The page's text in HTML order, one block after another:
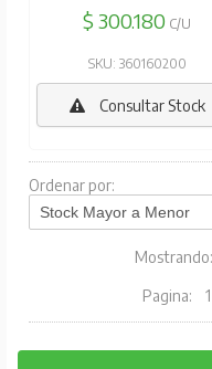
$ 300.180 C/U
SKU: 360160200
Consultar Stock
Ordenar por:
Pagina: